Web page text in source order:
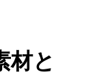
材と